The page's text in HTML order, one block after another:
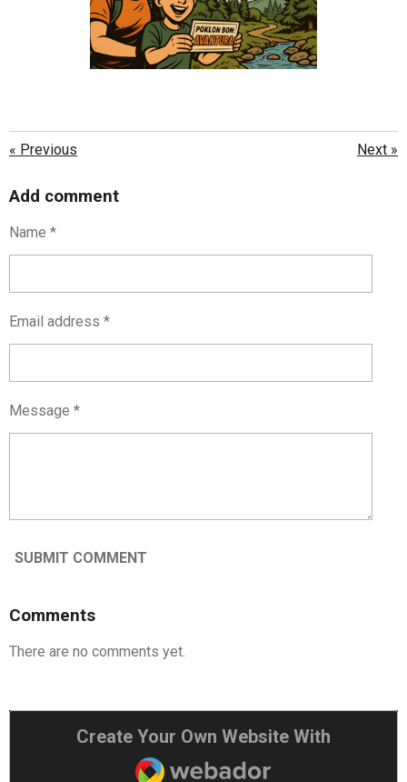
« Previous Next »
Add comment
Name *
Email address *
Message *
SUBMIT COMMENT
Comments
There are no comments yet.
Create Your Own Website With
Webador